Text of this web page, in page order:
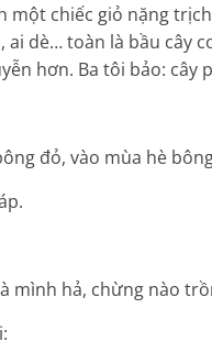
một chiếc giỏ nặng
dè… toàn là bầu cây
hơn. Ba tôi bảo: cây
đỏ, vào mùa hè
mình hả, chừng nào